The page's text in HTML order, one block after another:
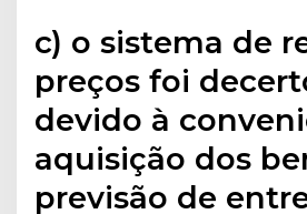
c) o sistema de
preços foi
devido à
aquisição dos
previsão de